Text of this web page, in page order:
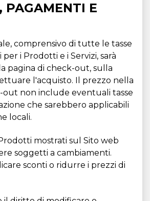
PAGAMENTI E
comprensivo di tutte le tasse
per i Prodotti e i Servizi, sarà
pagina di check-out, sulla
l'acquisto. Il prezzo nella
out non include eventuali tasse
che sarebbero applicabili
locali.
mostrati sul Sito web
soggetti a cambiamenti.
sconti o ridurre i prezzi di